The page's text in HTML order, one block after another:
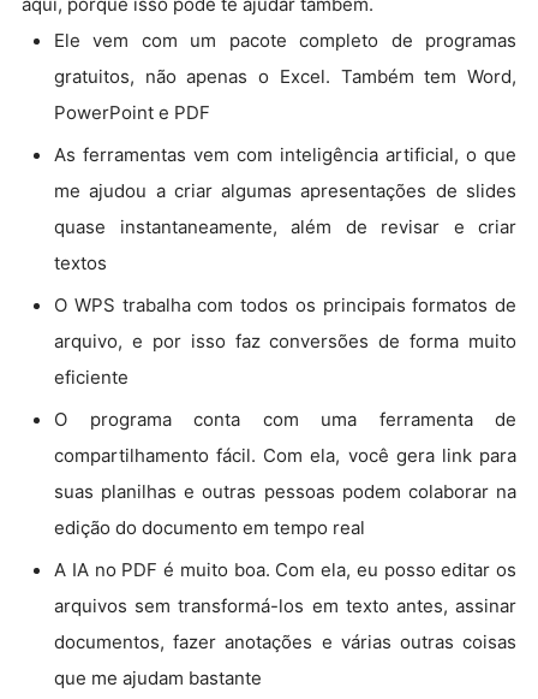
Ele vem com um pacote completo de programas
gratuitos, não apenas o Excel. Também tem Word,
PowerPoint e PDF
As ferramentas vem com inteligência artificial, o que
me ajudou a criar algumas apresentações de slides
quase instantaneamente, além de revisar e criar
textos
O WPS trabalha com todos os principais formatos de
arquivo, e por isso faz conversões de forma muito
eficiente
O programa conta com uma ferramenta de
compartilhamento fácil. Com ela, você gera link para
suas planilhas e outras pessoas podem colaborar na
edição do documento em tempo real
A IA no PDF é muito boa. Com ela, eu posso editar os
arquivos sem transformá-los em texto antes, assinar
documentos, fazer anotações e várias outras coisas
que me ajudam bastante